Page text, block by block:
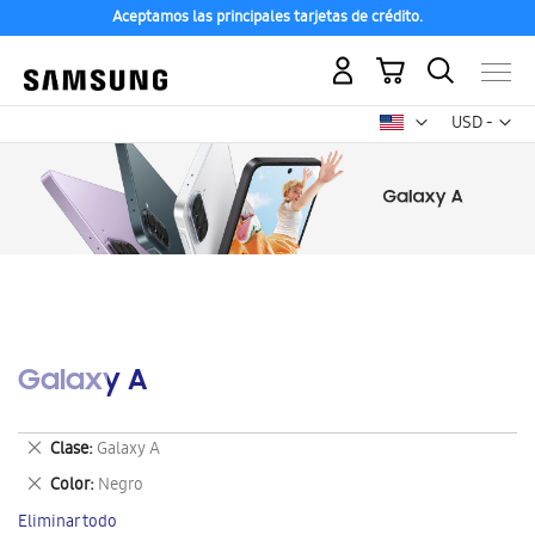
Aceptamos las principales tarjetas de crédito.
USD -
dólar
Mi carrito
Galaxy A
Clase Galaxy A
Eliminar
este
artículo
Color Negro
Eliminar
este
Eliminar todo